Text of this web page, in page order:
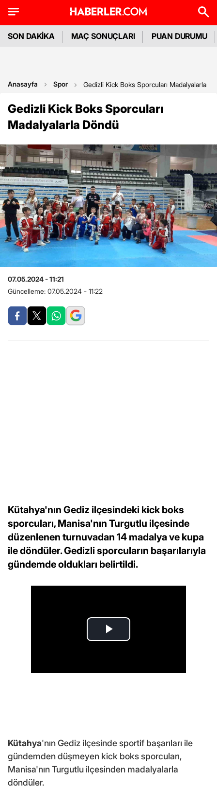
SON DAKİKA MAÇ SONUÇLARI PUAN DURUMU
Anasayfa Spor Gedizli Kick Boks Sporcuları Madalyalarla
Gedizli Kick Boks Sporcuları
Madalyalarla Döndü
07.05.2024 - 11:21
Güncelleme: 07.05.2024 - 11:22
Kütahya'nın Gediz ilçesindeki kick boks
sporcuları, Manisa'nın Turgutlu ilçesinde
düzenlenen turnuvadan 14 madalya ve kupa
ile döndüler. Gedizli sporcuların başarılarıyla
gündemde oldukları belirtildi.
Kütahya'nın Gediz ilçesinde sportif başarıları ile
gündemden düşmeyen kick boks sporcuları,
Manisa'nın Turgutlu ilçesinden madalyalarla
döndüler.